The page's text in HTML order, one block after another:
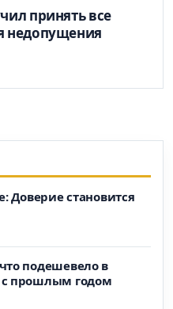
принять все
недопущения
Доверие становится
подешевело в
с прошлым годом